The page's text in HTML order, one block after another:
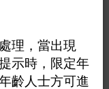
理，當出現
示時，限定年
齡人士方可進